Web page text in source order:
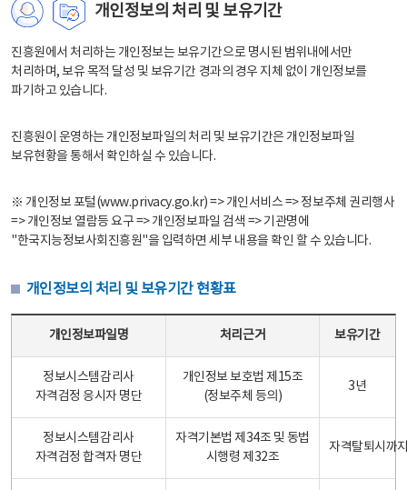
개인정보의 처리 및 보유기간
진흥원에서 처리하는 개인정보는 보유기간으로 명시된 범위내에서만
처리하며, 보유 목적 달성 및 보유기간 경과의 경우 지체 없이 개인정보를
파기하고 있습니다.
진흥원이 운영하는 개인정보파일의 처리 및 보유기간은 개인정보파일
보유현황을 통해서 확인하실 수 있습니다.
※ 개인정보 포털(www.privacy.go.kr) => 개인서비스 => 정보주체 권리행사
=> 개인정보 열람등 요구 => 개인정보파일 검색 => 기관명에
"한국지능정보사회진흥원"을 입력하면 세부 내용을 확인 할 수 있습니다.
개인정보의 처리 및 보유기간 현황표
개인정보파일명 처리근거 보유기간
정보시스템감리사
자격검정 응시자 명단
개인정보 보호법 제15조
(정보주체 등의)
3년
정보시스템감리사
자격검정 합격자 명단
자격기본법 제34조 및 동법
시행령 제32조
자격탈퇴시까